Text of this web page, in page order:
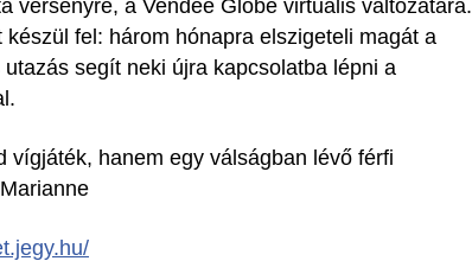
versenyre, a Vendée Globe virtuális változatára.
fel: három hónapra elszigeteli magát a
segít neki újra kapcsolatba lépni a
vígjáték, hanem egy válságban lévő férfi